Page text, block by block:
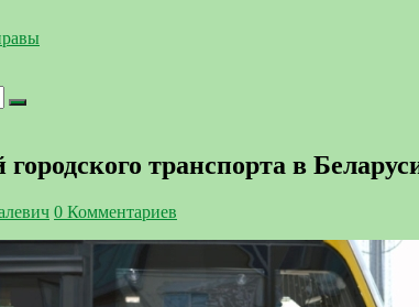
городского транспорта в
0 Комментариев